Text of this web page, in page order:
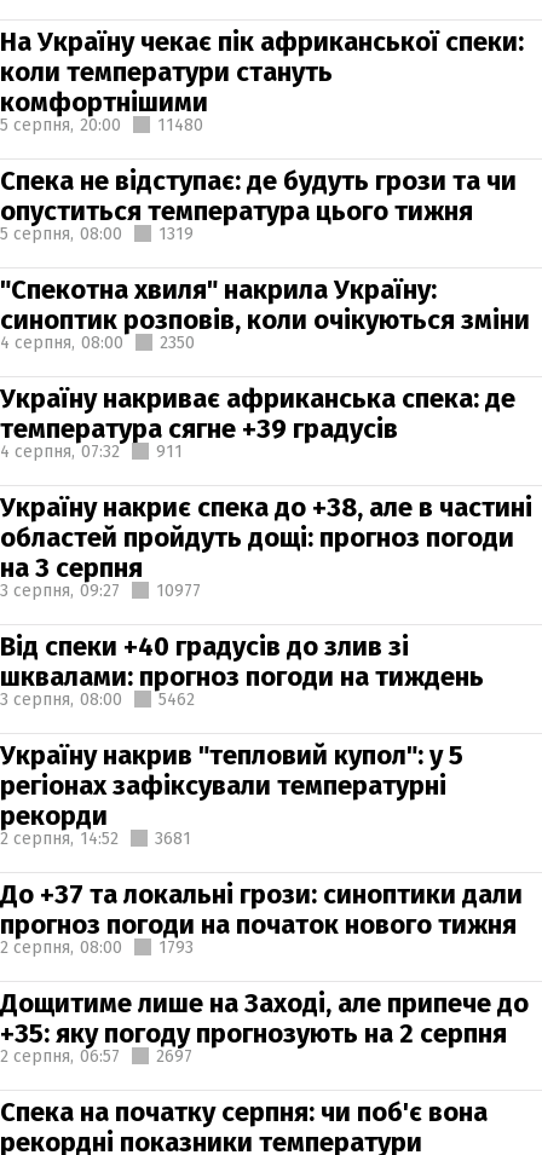
На Україну чекає пік африканської спеки:
коли температури стануть
комфортнішими
5 серпня, 20:00 11480
Спека не відступає: де будуть грози та чи
опуститься температура цього тижня
5 серпня, 08:00 1319
"Спекотна хвиля" накрила Україну:
синоптик розповів, коли очікуються зміни
4 серпня, 08:00 2350
Україну накриває африканська спека: де
температура сягне +39 градусів
4 серпня, 07:32 911
Україну накриє спека до +38, але в частині
областей пройдуть дощі: прогноз погоди
на 3 серпня
3 серпня, 09:27 10977
Від спеки +40 градусів до злив зі
шквалами: прогноз погоди на тиждень
3 серпня, 08:00 5462
Україну накрив "тепловий купол": у 5
регіонах зафіксували температурні
рекорди
2 серпня, 14:52 3681
До +37 та локальні грози: синоптики дали
прогноз погоди на початок нового тижня
2 серпня, 08:00 1793
Дощитиме лише на Заході, але припече до
+35: яку погоду прогнозують на 2 серпня
2 серпня, 06:57 2697
Спека на початку серпня: чи поб'є вона
рекордні показники температури